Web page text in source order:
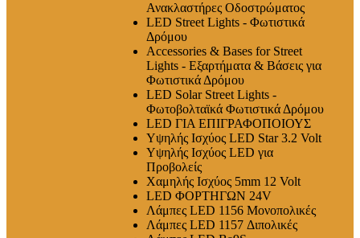
Ανακλαστήρες Οδοστρώματος
LED Street Lights - Φωτιστικά
Δρόμου
Accessories & Bases for Street
Lights - Εξαρτήματα & Βάσεις για
Φωτιστικά Δρόμου
LED Solar Street Lights -
Φωτοβολταϊκά Φωτιστικά Δρόμου
LED ΓΙΑ ΕΠΙΓΡΑΦΟΠΟΙΟΥΣ
Υψηλής Ισχύος LED Star 3.2 Volt
Υψηλής Ισχύος LED για
Προβολείς
Χαμηλής Ισχύος 5mm 12 Volt
LED ΦΟΡΤΗΓΩΝ 24V
Λάμπες LED 1156 Μονοπολικές
Λάμπες LED 1157 Διπολικές